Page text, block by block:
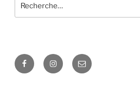
pour
FacebookInstagram
E-
mail